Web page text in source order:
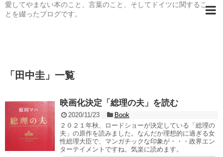
愛してやまない本のこと、言葉のこと、そしてドイツに関するこ
とを綴ったブログです。
「 田中圭 」 一覧
映画化決定「総理の夫」を読む
2020/11/23
Book
２０２１年秋、ロードショーが決定している「総理の
夫」の原作を読みました。なんだか理想的に過ぎる女
性総理大臣で、マンガチックな印象が・・・政界エン
ターテイメントですね。気楽に読めます。